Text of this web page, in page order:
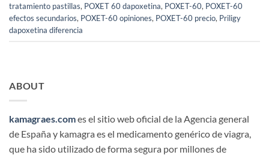
tratamiento pastillas, POXET 60 dapoxetina, POXET-60, POXET-60
efectos secundarios, POXET-60 opiniones, POXET-60 precio, Priligy
dapoxetina diferencia
ABOUT
kamagraes.comes el sitio web oficial de la Agencia general
de España y kamagra es el medicamento genérico de viagra,
que ha sido utilizado de forma segura por millones de